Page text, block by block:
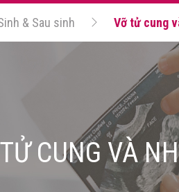
& Sau sinh Vỡ tử cung
CUNG VÀ